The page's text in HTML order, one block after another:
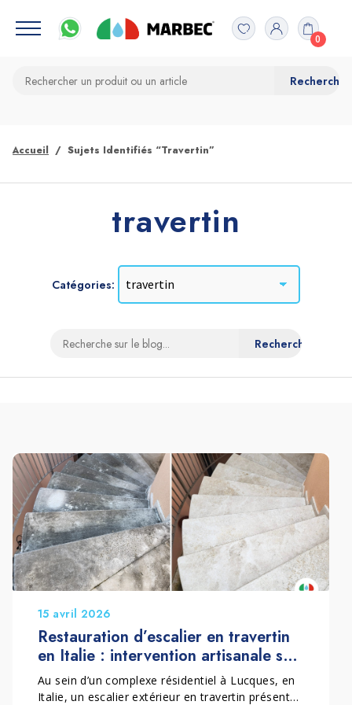
0
Accueil Sujets Identifiés “travertin”
travertin
Catégories:
15 avril 2026
Restauration d’escalier en travertin
en Italie : intervention artisanale sur
une surface extérieure dégradée
Au sein d’un complexe résidentiel à Lucques, en
Italie, un escalier extérieur en travertin présentait